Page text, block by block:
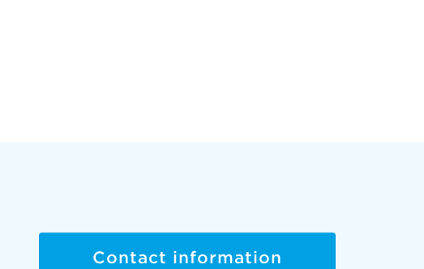
Contact information